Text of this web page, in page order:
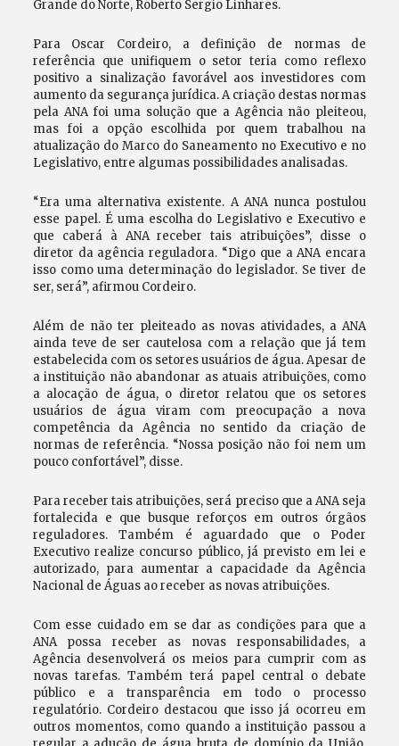
Grande do Norte, Roberto Sergio Linhares.
Para Oscar Cordeiro, a definição de normas de
referência que unifiquem o setor teria como reflexo
positivo a sinalização favorável aos investidores com
aumento da segurança jurídica. A criação destas normas
pela ANA foi uma solução que a Agência não pleiteou,
mas foi a opção escolhida por quem trabalhou na
atualização do Marco do Saneamento no Executivo e no
Legislativo, entre algumas possibilidades analisadas.
“Era uma alternativa existente. A ANA nunca postulou
esse papel. É uma escolha do Legislativo e Executivo e
que caberá à ANA receber tais atribuições”, disse o
diretor da agência reguladora. “Digo que a ANA encara
isso como uma determinação do legislador. Se tiver de
ser, será”, afirmou Cordeiro.
Além de não ter pleiteado as novas atividades, a ANA
ainda teve de ser cautelosa com a relação que já tem
estabelecida com os setores usuários de água. Apesar de
a instituição não abandonar as atuais atribuições, como
a alocação de água, o diretor relatou que os setores
usuários de água viram com preocupação a nova
competência da Agência no sentido da criação de
normas de referência. “Nossa posição não foi nem um
pouco confortável”, disse.
Para receber tais atribuições, será preciso que a ANA seja
fortalecida e que busque reforços em outros órgãos
reguladores. Também é aguardado que o Poder
Executivo realize concurso público, já previsto em lei e
autorizado, para aumentar a capacidade da Agência
Nacional de Águas ao receber as novas atribuições.
Com esse cuidado em se dar as condições para que a
ANA possa receber as novas responsabilidades, a
Agência desenvolverá os meios para cumprir com as
novas tarefas. Também terá papel central o debate
público e a transparência em todo o processo
regulatório. Cordeiro destacou que isso já ocorreu em
outros momentos, como quando a instituição passou a